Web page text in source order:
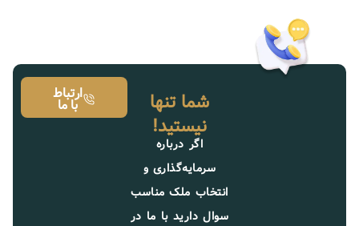
شما تنها
نیستید!
اگر درباره
سرمایه‌گذاری و
انتخاب ملک مناسب
سوال دارید با ما در
ارتباط
با ما